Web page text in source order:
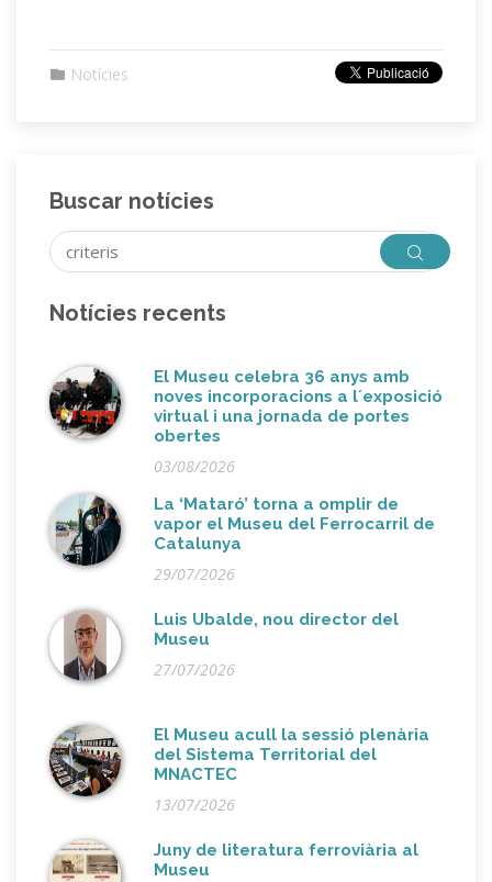
Notícies
Buscar notícies
Notícies recents
El Museu celebra 36 anys amb
noves incorporacions a l´exposició
virtual i una jornada de portes
obertes
03/08/2026
La ‘Mataró’ torna a omplir de
vapor el Museu del Ferrocarril de
Catalunya
29/07/2026
Luis Ubalde, nou director del
Museu
27/07/2026
El Museu acull la sessió plenària
del Sistema Territorial del
MNACTEC
13/07/2026
Juny de literatura ferroviària al
Museu